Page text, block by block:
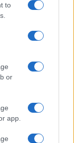
to
or
app.
Pécsi-tó partja
a Káptalan
élvezhetjük
termelő.